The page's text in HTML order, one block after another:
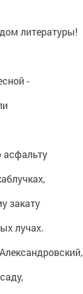
литературы!
-
закату
лучах.